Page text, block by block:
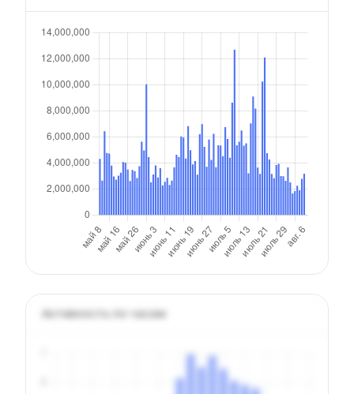
Активность по часам